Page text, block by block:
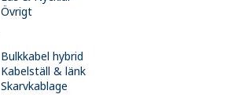
Övrigt
Bulkkabel hybrid
Kabelställ & länk
Skarvkablage